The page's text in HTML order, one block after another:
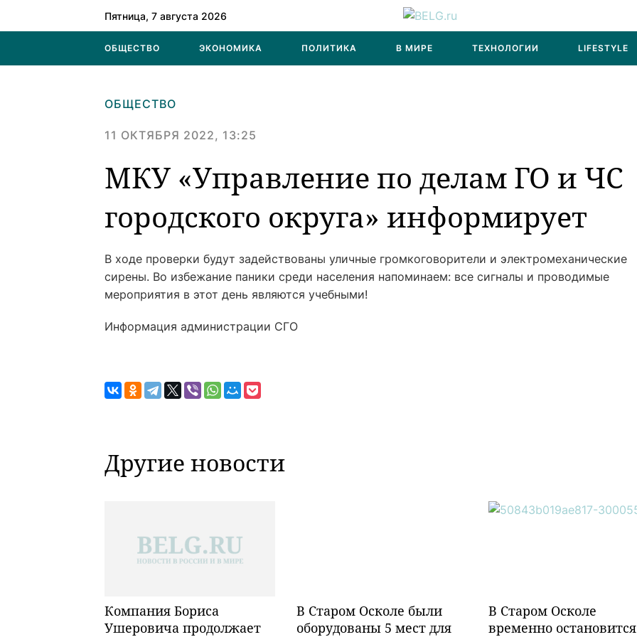
Пятница, 7 августа 2026
ОБЩЕСТВО ЭКОНОМИКА ПОЛИТИКА В МИРЕ ТЕХНОЛОГИИ LIFESTYLE
ОБЩЕСТВО
11 ОКТЯБРЯ 2022, 13:25
МКУ «Управление по делам ГО и ЧС
городского округа» информирует
В ходе проверки будут задействованы уличные громкоговорители и электромеханические
сирены. Во избежание паники среди населения напоминаем: все сигналы и проводимые
мероприятия в этот день являются учебными!
Информация администрации СГО
Другие новости
Компания Бориса
Ушеровича продолжает
В Старом Осколе были
оборудованы 5 мест для
В Старом Осколе
временно остановится